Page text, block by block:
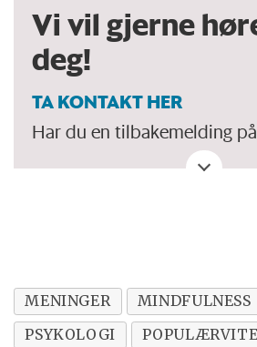
Vi vil gjerne
deg!
TA KONTAKT HER
Har du en tilbakemelding
artikkelen. Eller spørsmål,
MENINGER MINDFULNESS
PSYKOLOGI